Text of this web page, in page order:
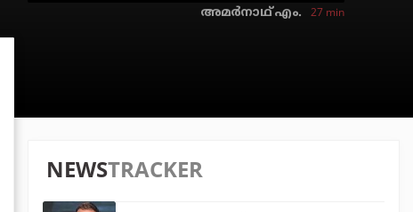
അമര്‍നാഥ് എം. 27 min
NEWSTRACKER